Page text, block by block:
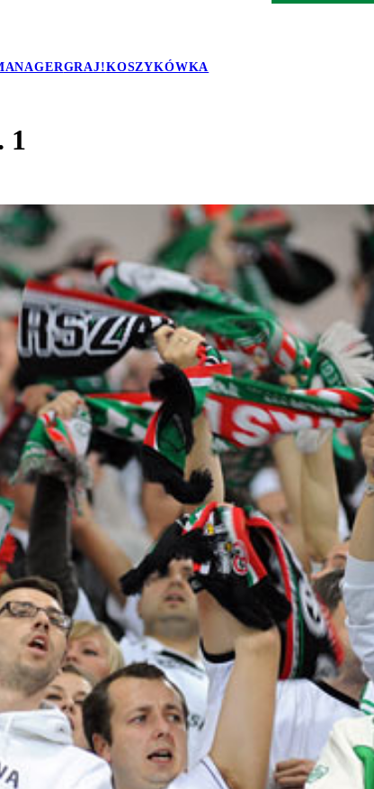
GRAJ!KOSZYKÓWKA
1